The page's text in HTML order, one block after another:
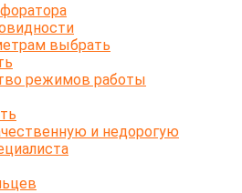
выбрать
режимов работы
и недорогую